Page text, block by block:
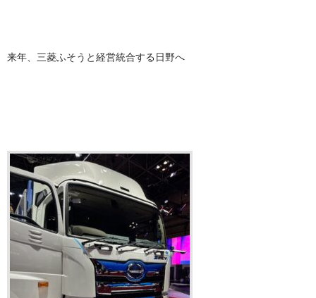
来年、三菱ふそうと経営統合する日野へ